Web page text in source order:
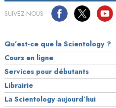
SUIVEZ-NOUS
Qu’est-ce que la Scientology ?
Cours en ligne
Services pour débutants
Librairie
La Scientology aujourd’hui